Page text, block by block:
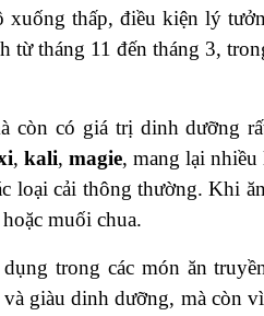
xuống thấp, điều kiện lý
từ tháng 11 đến tháng 3,
còn có giá trị dinh dưỡng
, kali, magie, mang lại
loại cải thông thường. Khi
muối chua.
trong các món ăn
giàu dinh dưỡng, mà còn